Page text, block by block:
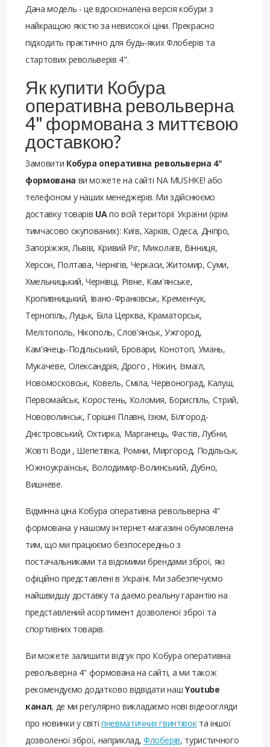
Дана модель - це вдосконалена версія кобури з
найкращою якістю за невисокої ціни. Прекрасно
підходить практично для будь-яких Флоберів та
стартових револьверів 4".
Як купити Кобура
оперативна револьверна
4" формована з миттєвою
доставкою?
Замовити Кобура оперативна револьверна 4"
формована ви можете на сайті NA MUSHKE! або
телефоном у наших менеджерів. Ми здійснюємо
доставку товарів UAпо всій території України (крім
тимчасово окупованих): Київ, Харків, Одеса, Дніпро,
Запоріжжя, Львів, Кривий Ріг, Миколаїв, Вінниця,
Херсон, Полтава, Чернігів, Черкаси, Житомир, Суми,
Хмельницький, Чернівці, Рівне, Кам'янське,
Кропивницький, Івано-Франківськ, Кременчук,
Тернопіль, Луцьк, Біла Церква, Краматорськ,
Мелітополь, Нікополь, Слов'янськ, Ужгород,
Кам'янець-Подільський, Бровари, Конотоп, Умань,
Мукачеве, Олександрія, Дрого , Ніжин, Ізмаїл,
Новомосковськ, Ковель, Сміла, Червоноград, Калуш,
Первомайськ, Коростень, Коломия, Бориспіль, Стрий,
Нововолинськ, Горішні Плавні, Ізюм, Білгород-
Дністровський, Охтирка, Марганець, Фастів, Лубни,
Жовті Води , Шепетівка, Ромни, Миргород, Подільськ,
Южноукраїнськ, Володимир-Волинський, Дубно,
Вишневе.
Відмінна ціна Кобура оперативна револьверна 4"
формована у нашому інтернет-магазині обумовлена ​​
тим, що ми працюємо безпосередньо з
постачальниками та відомими брендами зброї, які
офіційно представлені в Україні. Ми забезпечуємо
найшвидшу доставку та даємо реальну гарантію на
представлений асортимент дозволеної зброї та
спортивних товарів.
Ви можете залишити відгук про Кобура оперативна
револьверна 4" формована на сайті, а ми також
рекомендуємо додатково відвідати нашYoutube
канал, де ми регулярно викладаємо нові відеоогляди
про новинки у світіпневматичних гвинтівокта іншої
дозволеної зброї, наприклад, Флоберів, туристичного